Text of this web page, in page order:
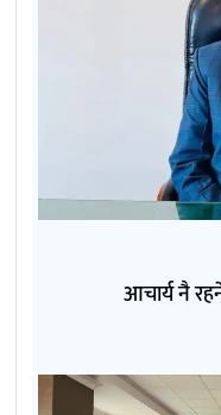
आचार्य नै